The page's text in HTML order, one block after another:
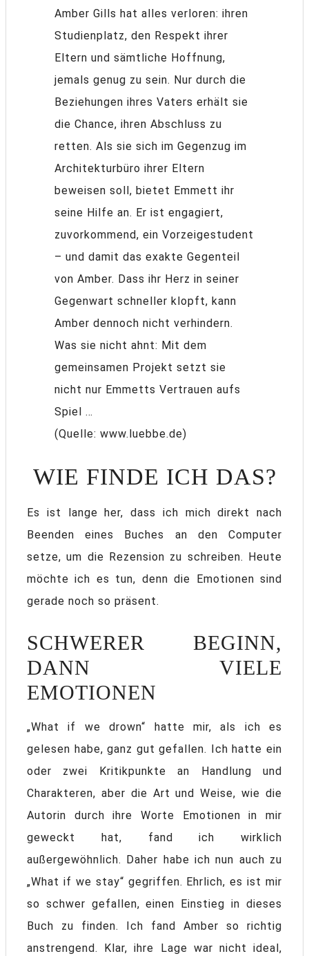
Amber Gills hat alles verloren: ihren
Studienplatz, den Respekt ihrer
Eltern und sämtliche Hoffnung,
jemals genug zu sein. Nur durch die
Beziehungen ihres Vaters erhält sie
die Chance, ihren Abschluss zu
retten. Als sie sich im Gegenzug im
Architekturbüro ihrer Eltern
beweisen soll, bietet Emmett ihr
seine Hilfe an. Er ist engagiert,
zuvorkommend, ein Vorzeigestudent
– und damit das exakte Gegenteil
von Amber. Dass ihr Herz in seiner
Gegenwart schneller klopft, kann
Amber dennoch nicht verhindern.
Was sie nicht ahnt: Mit dem
gemeinsamen Projekt setzt sie
nicht nur Emmetts Vertrauen aufs
Spiel …
(Quelle: www.luebbe.de)
WIE FINDE ICH DAS?
Es ist lange her, dass ich mich direkt nach
Beenden eines Buches an den Computer
setze, um die Rezension zu schreiben. Heute
möchte ich es tun, denn die Emotionen sind
gerade noch so präsent.
SCHWERER BEGINN,
DANN VIELE
EMOTIONEN
„What if we drown“ hatte mir, als ich es
gelesen habe, ganz gut gefallen. Ich hatte ein
oder zwei Kritikpunkte an Handlung und
Charakteren, aber die Art und Weise, wie die
Autorin durch ihre Worte Emotionen in mir
geweckt hat, fand ich wirklich
außergewöhnlich. Daher habe ich nun auch zu
„What if we stay“ gegriffen. Ehrlich, es ist mir
so schwer gefallen, einen Einstieg in dieses
Buch zu finden. Ich fand Amber so richtig
anstrengend. Klar, ihre Lage war nicht ideal,